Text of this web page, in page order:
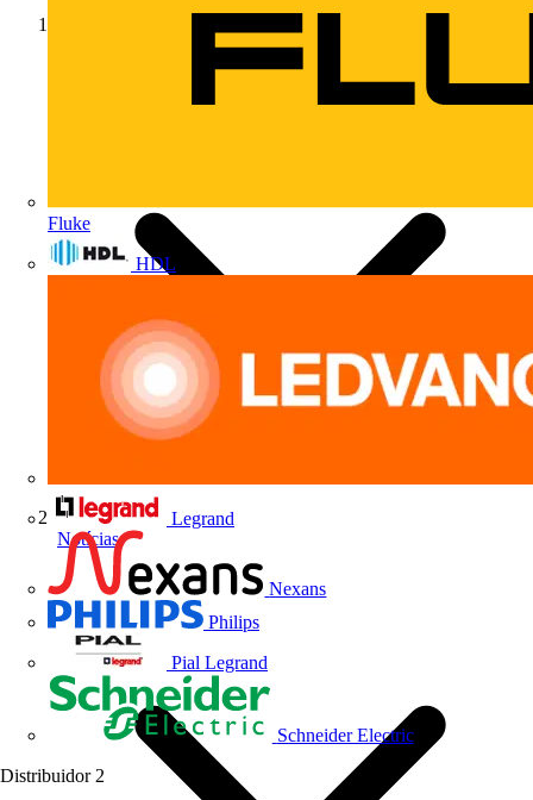
Fluke
HDL
Legrand
Nexans
Philips
Pial Legrand
Schneider Electric
Distribuidor 2
Notícias